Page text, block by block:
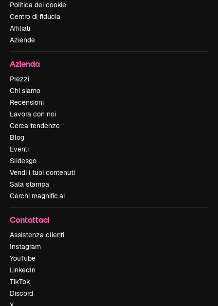
Politica dei cookie
Centro di fiducia
Affiliati
Aziende
Azienda
Prezzi
Chi siamo
Recensioni
Lavora con noi
Cerca tendenze
Blog
Eventi
Slidesgo
Vendi i tuoi contenuti
Sala stampa
Cerchi magnific.ai
Contattaci
Assistenza clienti
Instagram
YouTube
LinkedIn
TikTok
Discord